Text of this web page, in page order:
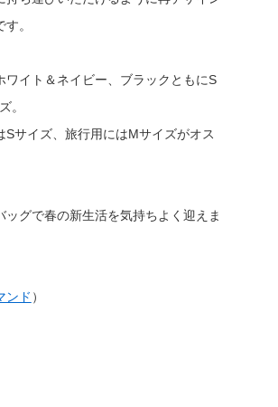
。
ワイト＆ネイビー、ブラックともにS
。
Sサイズ、旅行用にはMサイズがオス
ッグで春の新生活を気持ちよく迎えま
ンド ）